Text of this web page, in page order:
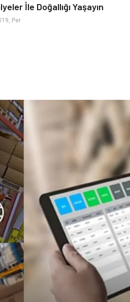
Yazı Tahtaları
İle Doğallığı Yaşayın
Per